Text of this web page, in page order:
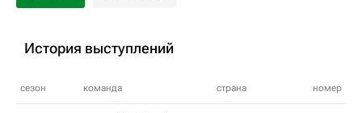
История выступлений
сезон команда страна номер